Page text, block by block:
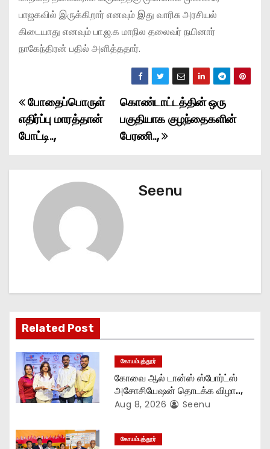
பாஜகவில் இருக்கிறார் எனவும் இது வாரிசு அரசியல்
கிடையாது எனவும் பா.ஜ.க மாநில தலைவர் நயினார்
நாகேந்திரன் பதில் அளித்ததார்.
P
o
a
t
i
o
n
கொண்டாட்டத்தின் ஒரு
பகுதியாக குழந்தைகளின்
பேரணி..,
போதைப்பொருள்
எதிர்ப்பு மாரத்தான்
போட்டி..,
Seenu
Related Post
கோயம்புத்தூர்
கோவை ஆல் டான்ஸ் ஸ்போர்ட்ஸ்
அசோசியேஷன் தொடக்க விழா..,
Aug 8, 2026 Seenu
கோயம்புத்தூர்